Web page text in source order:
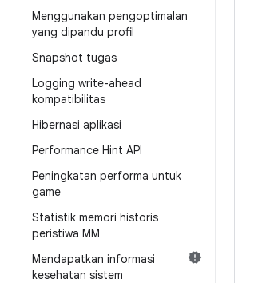
Menggunakan pengoptimalan
yang dipandu profil
Snapshot tugas
Logging write-ahead
kompatibilitas
Hibernasi aplikasi
Performance Hint API
Peningkatan performa untuk
game
Statistik memori historis
peristiwa MM
Mendapatkan informasi
kesehatan sistem